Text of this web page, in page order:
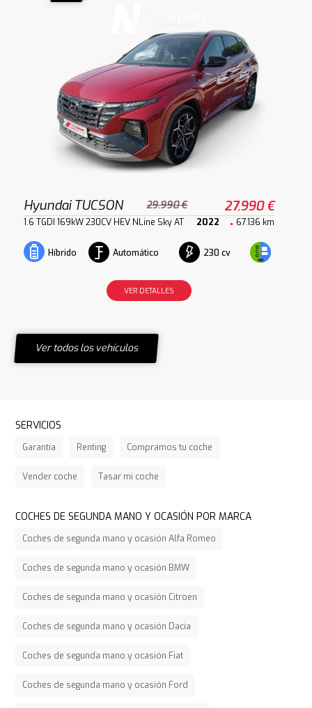
Hyundai TUCSON 29.990 € 27.990 €
1.6 TGDI 169kW 230CV HEV NLine Sky AT 2022 67.136 km
Híbrido Automático 230 cv
VER DETALLES
Ver todos los vehículos
SERVICIOS
Garantía Renting Compramos tu coche
Vender coche Tasar mi coche
COCHES DE SEGUNDA MANO Y OCASIÓN POR MARCA
Coches de segunda mano y ocasión Alfa Romeo
Coches de segunda mano y ocasión BMW
Coches de segunda mano y ocasión Citroen
Coches de segunda mano y ocasión Dacia
Coches de segunda mano y ocasión Fiat
Coches de segunda mano y ocasión Ford